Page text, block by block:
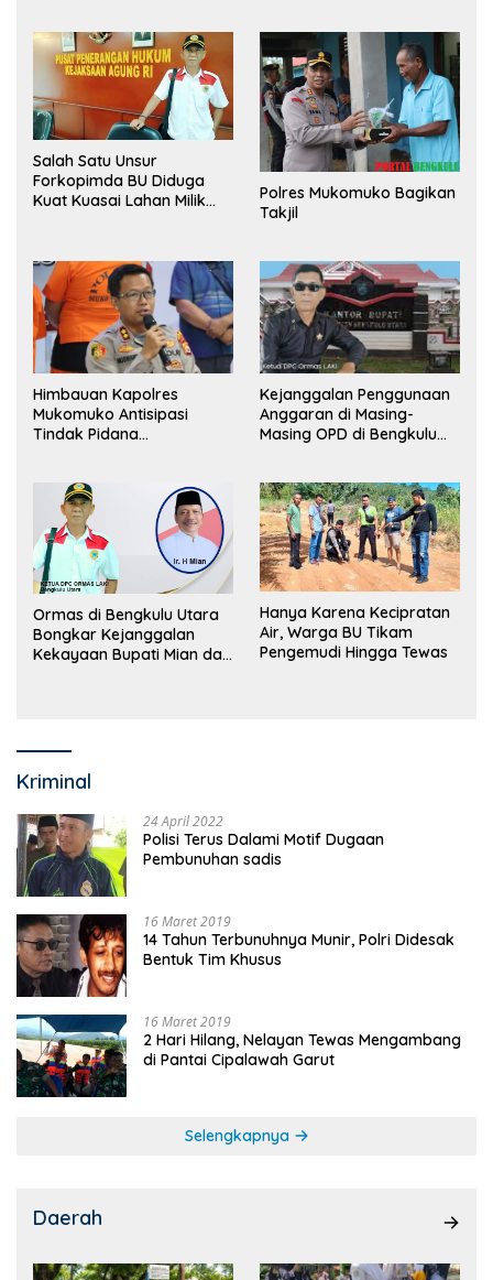
Salah Satu Unsur
Forkopimda BU Diduga
Kuat Kuasai Lahan Milik
Polres Mukomuko Bagikan
Takjil
Himbauan Kapolres
Mukomuko Antisipasi
Tindak Pidana
Kejanggalan Penggunaan
Anggaran di Masing-
Masing OPD di Bengkulu
Ormas di Bengkulu Utara
Bongkar Kejanggalan
Kekayaan Bupati Mian dan
Hanya Karena Kecipratan
Air, Warga BU Tikam
Pengemudi Hingga Tewas
Kriminal
24 April 2022
Polisi Terus Dalami Motif Dugaan
Pembunuhan sadis
16 Maret 2019
14 Tahun Terbunuhnya Munir, Polri Didesak
Bentuk Tim Khusus
16 Maret 2019
2 Hari Hilang, Nelayan Tewas Mengambang
di Pantai Cipalawah Garut
Selengkapnya
Daerah